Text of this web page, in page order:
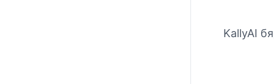
KallyAI